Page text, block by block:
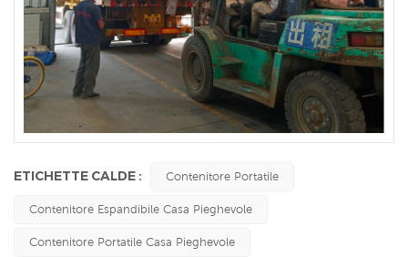
ETICHETTE CALDE : Contenitore Portatile
Contenitore Espandibile Casa Pieghevole
Contenitore Portatile Casa Pieghevole